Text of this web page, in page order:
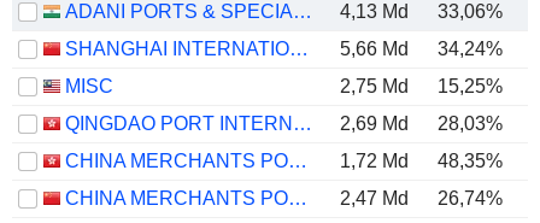
ADANI PORTS & SPECIAL ECONOMIC ZONE LIMITED 4,13 Md 33,06%
SHANGHAI INTERNATIONAL PORT (GROUP) CO., LTD.
5,66 Md 34,24%
MISC
2,75 Md 15,25%
QINGDAO PORT INTERNATIONAL CO., LTD.
2,69 Md 28,03%
CHINA MERCHANTS PORT HOLDINGS COMPANY LIMITED
1,72 Md 48,35%
CHINA MERCHANTS PORT GROUP CO., LTD.
2,47 Md 26,74%